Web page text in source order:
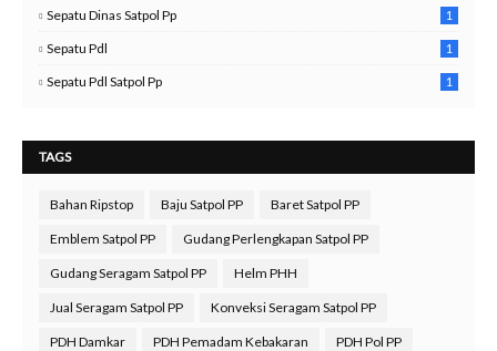
Sepatu Dinas Satpol Pp 1
Sepatu Pdl 1
Sepatu Pdl Satpol Pp 1
TAGS
Bahan Ripstop Baju Satpol PP Baret Satpol PP
Emblem Satpol PP Gudang Perlengkapan Satpol PP
Gudang Seragam Satpol PP Helm PHH
Jual Seragam Satpol PP Konveksi Seragam Satpol PP
PDH Damkar PDH Pemadam Kebakaran PDH Pol PP